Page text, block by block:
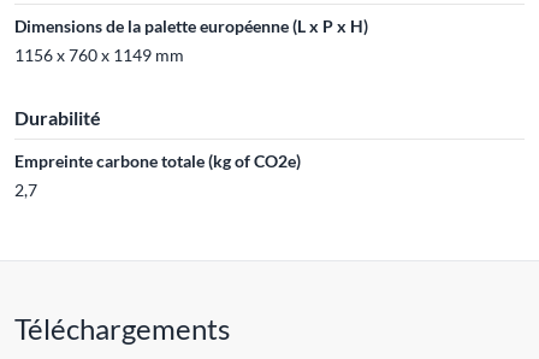
Dimensions de la palette européenne (L x P x H)
1156 x 760 x 1149 mm
Durabilité
Empreinte carbone totale (kg of CO2e)
2,7
Téléchargements